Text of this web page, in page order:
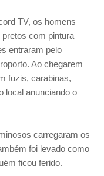
TV, os homens
com pintura
entraram pelo
Ao chegarem
fuzis, carabinas,
local anunciando o
carregaram os
foi levado como
ficou ferido.